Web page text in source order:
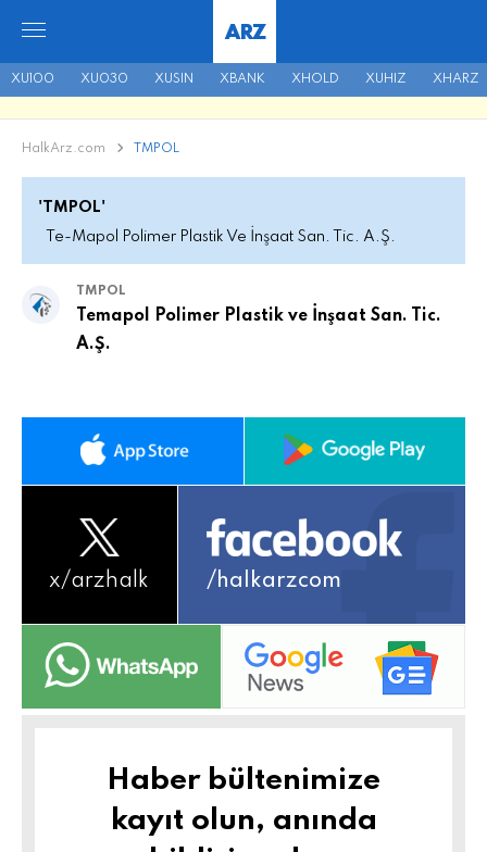
XU100 XU030 XUSIN XBANK XHOLD XUHIZ XHARZ
ARZ
HalkArz.com TMPOL
'TMPOL'
Te-Mapol Polimer Plastik Ve İnşaat San. Tic. A.Ş.
TMPOL
Temapol Polimer Plastik ve İnşaat San. Tic.
A.Ş.
x/arzhalk /halkarzcom
Haber bültenimize
kayıt olun, anında